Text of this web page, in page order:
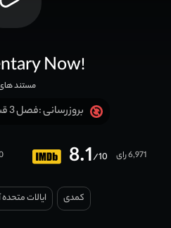
Now!
مستند
بروزرسانی :فصل 3 قسمت 7 آخر اضافه شد
8.1/10 6,971 رای
کمدی ایالات متحده